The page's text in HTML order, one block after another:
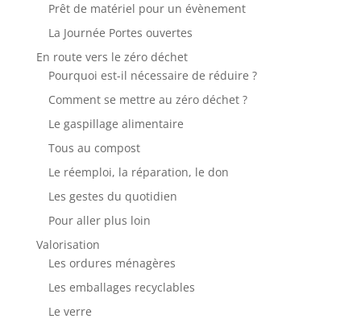
Prêt de matériel pour un évènement
La Journée Portes ouvertes
En route vers le zéro déchet
Pourquoi est-il nécessaire de réduire ?
Comment se mettre au zéro déchet ?
Le gaspillage alimentaire
Tous au compost
Le réemploi, la réparation, le don
Les gestes du quotidien
Pour aller plus loin
Valorisation
Les ordures ménagères
Les emballages recyclables
Le verre